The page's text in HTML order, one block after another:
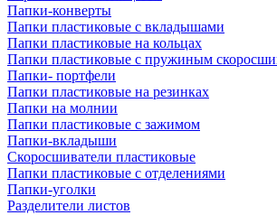
Папки-конверты
Папки пластиковые с вкладышами
Папки пластиковые на кольцах
Папки пластиковые с пружиным
Папки- портфели
Папки пластиковые на резинках
Папки на молнии
Папки пластиковые с зажимом
Папки-вкладыши
Скоросшиватели пластиковые
Папки пластиковые с отделениями
Папки-уголки
Разделители листов